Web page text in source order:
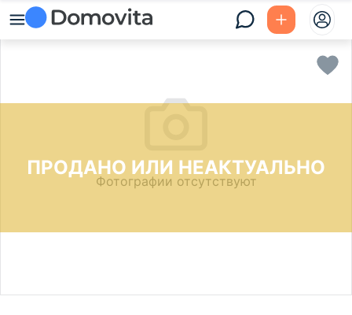
ПРОДАНО ИЛИ НЕАКТУАЛЬНО
Фотографии отсутствуют